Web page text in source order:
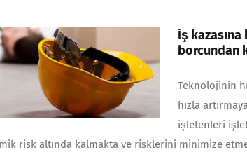
İş
borcundan
Teknolojinin
hızla
işletenleri
risk altında kalmakta ve risklerini minimize